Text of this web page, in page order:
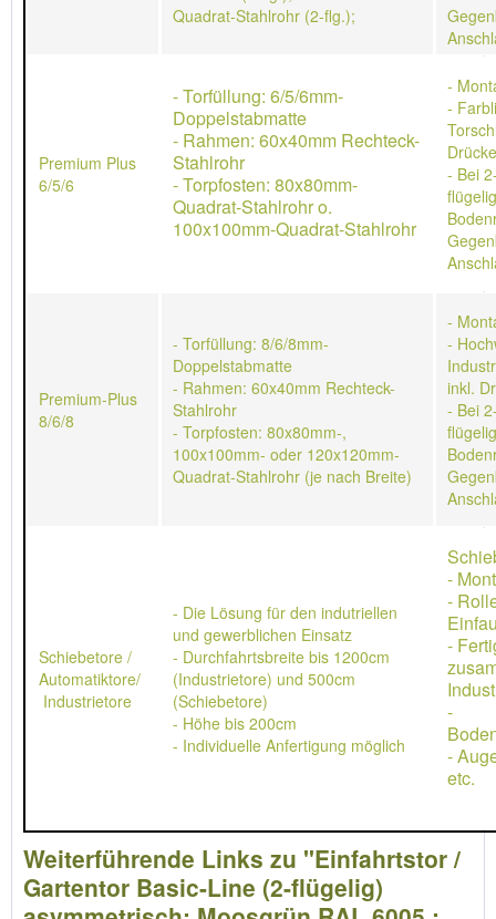
Quadrat-Stahlrohr (2-flg.);
Premium Plus
6/5/6
- Torfüllung: 6/5/6mm-
Doppelstabmatte
- Rahmen: 60x40mm Rechteck-
Stahlrohr
- Torpfosten: 80x80mm-
Quadrat-Stahlrohr o.
100x100mm-Quadrat-Stahlrohr
-
-
- Bei
Premium-Plus
8/6/8
- Torfüllung: 8/6/8mm-
Doppelstabmatte
- Rahmen: 60x40mm Rechteck-
Stahlrohr
- Torpfosten: 80x80mm-,
100x100mm- oder 120x120mm-
Quadrat-Stahlrohr (je nach Breite)
-
-
inkl.
- Bei
Schiebetore /
Automatiktore/
Industrietore
- Die Lösung für den indutriellen
und gewerblichen Einsatz
- Durchfahrtsbreite bis 1200cm
(Industrietore) und 500cm
(Schiebetore)
- Höhe bis 200cm
- Individuelle Anfertigung möglich
-
-
-
-
-
etc.
Weiterführende Links zu "Einfahrtstor /
Gartentor Basic-Line (2-flügelig)